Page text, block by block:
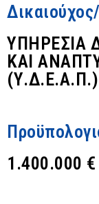
ΥΠΗΡΕΣΙΑ
ΚΑΙ
1.400.000 €